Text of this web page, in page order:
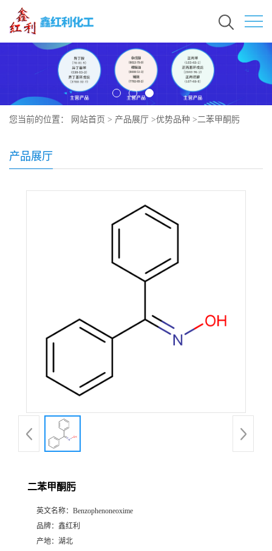
您当前的位置： 网站首页 > 产品展厅 >优势品种 >二苯甲酮肟
产品展厅
二苯甲酮肟
英文名称： Benzophenoneoxime
品牌： 鑫红利
产地： 湖北